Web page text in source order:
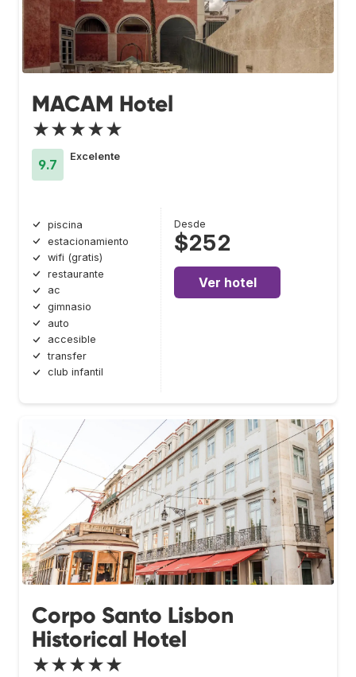
MACAM Hotel
★★★★★
9.7
Excelente
piscina
estacionamiento
wifi (gratis)
restaurante
ac
gimnasio
auto
accesible
transfer
club infantil
Desde
$252
Ver hotel
Corpo Santo Lisbon
Historical Hotel
★★★★★